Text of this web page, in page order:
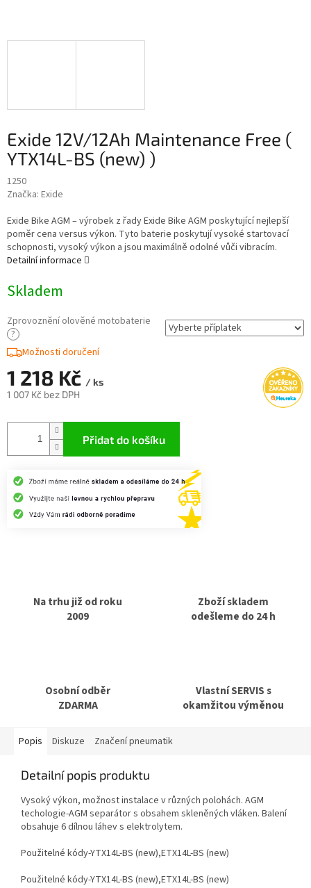
Exide 12V/12Ah Maintenance Free (
YTX14L-BS (new) )
1250
Značka: Exide
1 218 Kč / ks
1 007 Kč bez DPH
cena:
Skladem
Zprovoznění olověné motobaterie
?
Možnosti doručení
Přidat do košíku
Exide Bike AGM – výrobek z řady Exide Bike AGM poskytující nejlepší
poměr cena versus výkon. Tyto baterie poskytují vysoké startovací
schopnosti, vysoký výkon a jsou maximálně odolné vůči vibracím.
Detailní informace
Na trhu již od roku
2009
Zboží skladem
odešleme do 24 h
Osobní odběr
ZDARMA
Vlastní SERVIS s
okamžitou výměnou
Popis Diskuze Značení pneumatik
Detailní popis produktu
Vysoký výkon, možnost instalace v různých polohách. AGM
techologie-AGM separátor s obsahem skleněných vláken. Balení
obsahuje 6 dílnou láhev s elektrolytem.
Použitelné kódy-YTX14L-BS (new),ETX14L-BS (new)
Použitelné kódy-YTX14L-BS (new),ETX14L-BS (new)